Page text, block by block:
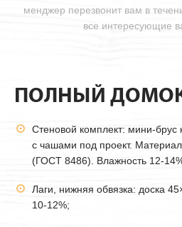
менджер перезвонит вам в
все интересующие
ПОЛНЫЙ
Стеновой комплект: мини-брус
с чашами под проект.
(ГОСТ 8486). Влажность 12-
Лаги, нижняя обвязка: доска
10-12%;